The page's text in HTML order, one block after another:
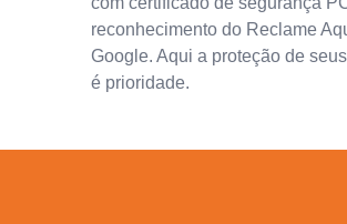
reconhecimento do Reclame
Google. Aqui a proteção de
é prioridade.